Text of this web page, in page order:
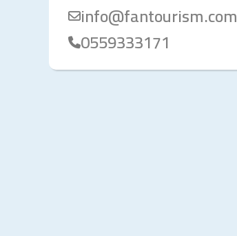
info@fantourism.com
0559333171